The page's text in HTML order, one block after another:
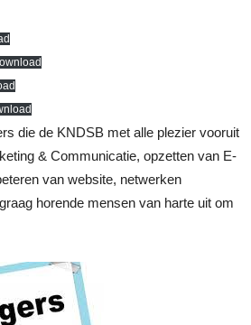
die de KNDSB met alle plezier vooruit
& Communicatie, opzetten van E-
van website, netwerken
horende mensen van harte uit om